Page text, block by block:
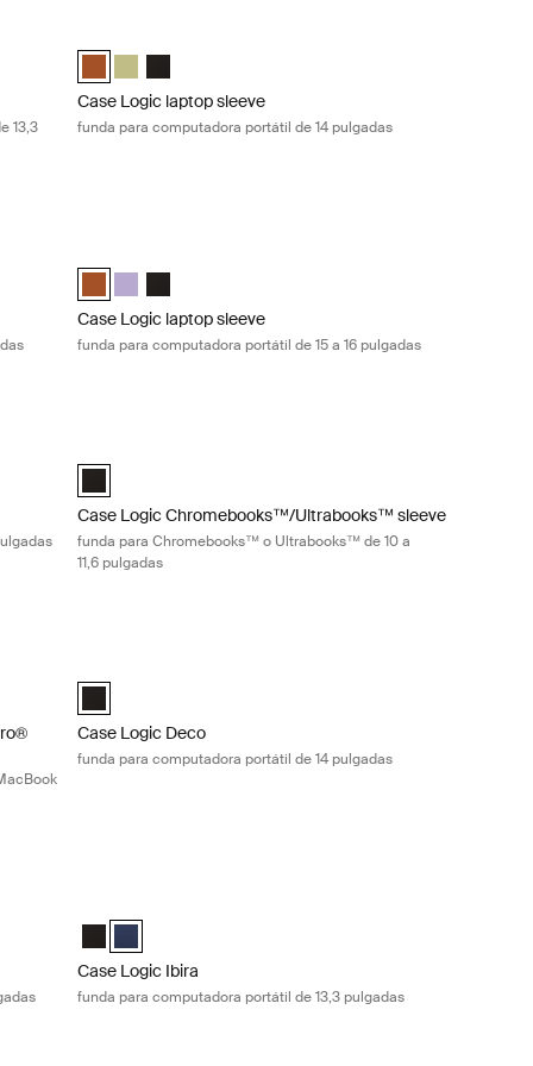
Dark Teal
Sleeve Rustic Amber
Sleeve Dill
MacBook Sleeve Negro
and MacBook Sleeve Grafito
and MacBook Sleeve Heather rose (selected)
13,3
Case Logic 14" laptop sleeve Rustic Amber (selected)
Case Logic 14" laptop sleeve Dill
Case Logic 14" laptop sleeve Negro
Case Logic laptop sleeve
funda para computadora portátil de 14 pulgadas
(selected)Case Logic 15-16" Laptop Sleeve Rustic Amber (selected)
Case Logic 15-16" Laptop Sleeve Lilac
Case Logic 15-16" Laptop Sleeve Negro
Case Logic laptop sleeve
funda para computadora portátil de 15 a 16 pulgadas
Amber
Negro (selected)Case Logic 10-11.6" Chromebooks™/Ultrabooks™ Sleeve
Case Logic Chromebooks™/Ultrabooks™ sleeve
funda para Chromebooks™ o Ultrabooks™ de 10 a
11,6 pulgadas
MacBook Pro® Sleeve Negro (selected)
Case Logic Deco 14" Laptop Sleeve Negro (selected)
Case Logic Deco
funda para computadora portátil de 14 pulgadas
vestido Case Logic Ibira Laptop Sleeve Negro
Case Logic Ibira Laptop Sleeve Azul vestido (selected)
Case Logic Ibira
funda para computadora portátil de 13,3 pulgadas